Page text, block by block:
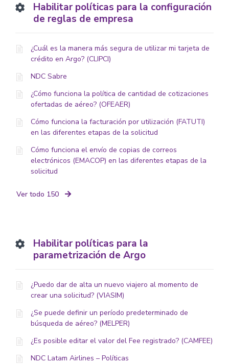
Habilitar políticas para la configuración
de reglas de empresa
¿Cuál es la manera más segura de utilizar mi tarjeta de
crédito en Argo? (CLIPCI)
NDC Sabre
¿Cómo funciona la política de cantidad de cotizaciones
ofertadas de aéreo? (OFEAER)
Cómo funciona la facturación por utilización (FATUTI)
en las diferentes etapas de la solicitud
Cómo funciona el envío de copias de correos
electrónicos (EMACOP) en las diferentes etapas de la
solicitud
Ver todo 150
Habilitar políticas para la
parametrización de Argo
¿Puedo dar de alta un nuevo viajero al momento de
crear una solicitud? (VIASIM)
¿Se puede definir un período predeterminado de
búsqueda de aéreo? (MELPER)
¿Es posible editar el valor del Fee registrado? (CAMFEE)
NDC Latam Airlines – Políticas